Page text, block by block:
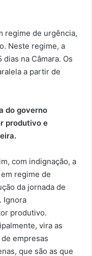
regime de urgência,
Neste regime, a
na Câmara. Os
a partir de
do governo
produtivo e
com indignação, a
regime de
da jornada de
Ignora
produtivo.
vira as
empresas
que são as que